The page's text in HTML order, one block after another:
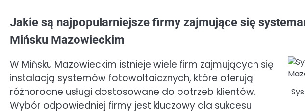
Jakie są najpopularniejsze firmy zajmujące się
Mińsku Mazowieckim
W Mińsku Mazowieckim istnieje wiele firm zajmujących się
instalacją systemów fotowoltaicznych, które oferują
różnorodne usługi dostosowane do potrzeb klientów.
Wybór odpowiedniej firmy jest kluczowy dla sukcesu